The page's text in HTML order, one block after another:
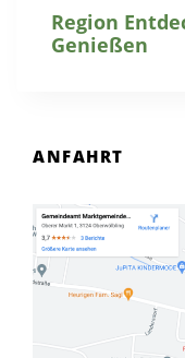
Region
Genießen
ANFAHRT